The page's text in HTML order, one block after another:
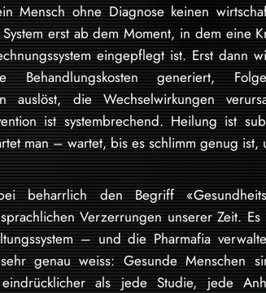
Mensch ohne Diagnose keinen
erst ab dem Moment, in dem eine
eingepflegt ist. Erst dann
Behandlungskosten generiert,
auslöst, die Wechselwirkungen
ist systembrechend. Heilung ist
man – wartet, bis es schlimm genug ist,
beharrlich den Begriff
Verzerrungen unserer Zeit. Es
– und die Pharmafia
genau weiss: Gesunde Menschen
als jede Studie, jede